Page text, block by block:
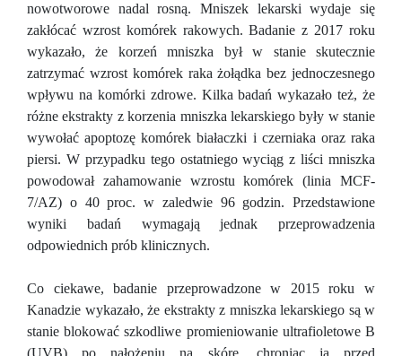
nowotworowe nadal rosną. Mniszek lekarski wydaje się
zakłócać wzrost komórek rakowych. Badanie z 2017 roku
wykazało, że korzeń mniszka był w stanie skutecznie
zatrzymać wzrost komórek raka żołądka bez jednoczesnego
wpływu na komórki zdrowe. Kilka badań wykazało też, że
różne ekstrakty z korzenia mniszka lekarskiego były w stanie
wywołać apoptozę komórek białaczki i czerniaka oraz raka
piersi. W przypadku tego ostatniego wyciąg z liści mniszka
powodował zahamowanie wzrostu komórek (linia MCF-
7/AZ) o 40 proc. w zaledwie 96 godzin. Przedstawione
wyniki badań wymagają jednak przeprowadzenia
odpowiednich prób klinicznych.
Co ciekawe, badanie przeprowadzone w 2015 roku w
Kanadzie wykazało, że ekstrakty z mniszka lekarskiego są w
stanie blokować szkodliwe promieniowanie ultrafioletowe B